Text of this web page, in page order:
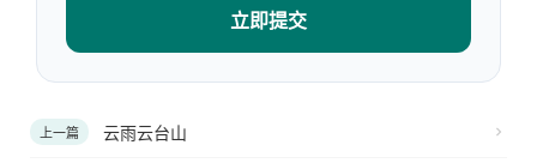
立即提交
上一篇 云雨云台山